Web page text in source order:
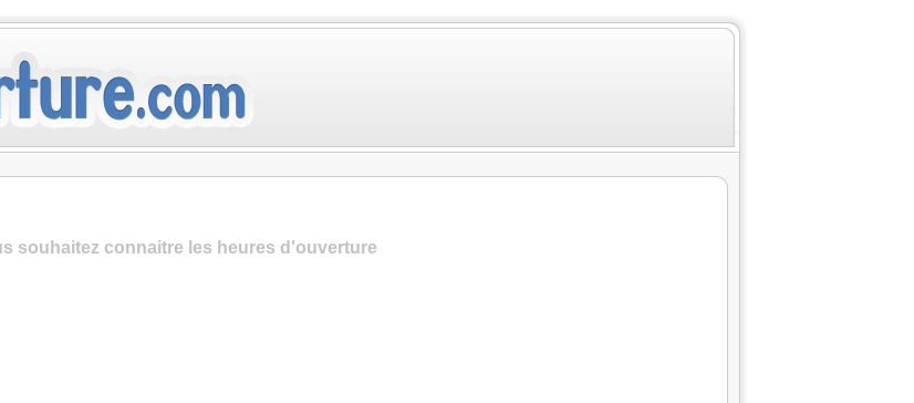
souhaitez connaitre les heures d'ouverture